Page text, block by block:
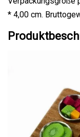
* 4,00 cm.